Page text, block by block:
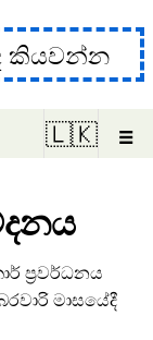
කියවන්න
🇱🇰 ☰
ප්‍රවර්ධනය
මාසයේදී